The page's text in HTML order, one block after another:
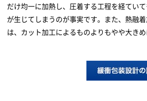
だけ均一に加熱し、圧着する工程を経てい
が生じてしまうのが事実です。また、熱融
は、カット加工によるものよりもやや大きめ